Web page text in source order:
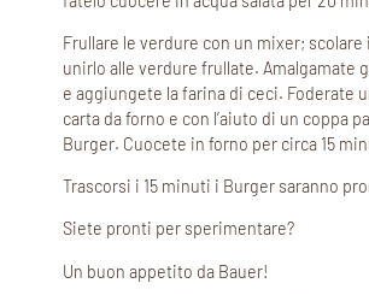
Frullare le verdure con un mixer; scolare
unirlo alle verdure frullate. Amalgamate
e aggiungete la farina di ceci. Foderate
carta da forno e con l’aiuto di un coppa
Burger. Cuocete in forno per circa 15
Trascorsi i 15 minuti i Burger saranno
Siete pronti per sperimentare?
Un buon appetito da Bauer!